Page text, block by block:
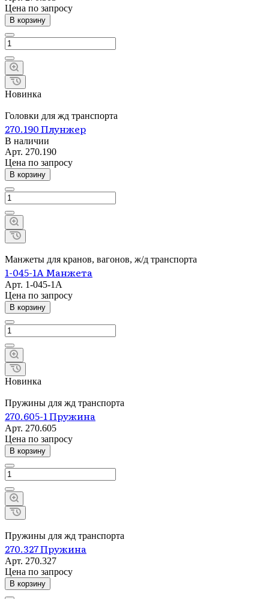
Цена по запросу
В корзину
Новинка
Головки для жд транспорта
270.190 Плунжер
В наличии
Арт. 270.190
Цена по запросу
В корзину
Манжеты для кранов, вагонов, ж/д транспорта
1-045-1А Манжета
Арт. 1-045-1А
Цена по запросу
В корзину
Новинка
Пружины для жд транспорта
270.605-1 Пружина
Арт. 270.605
Цена по запросу
В корзину
Пружины для жд транспорта
270.327 Пружина
Арт. 270.327
Цена по запросу
В корзину